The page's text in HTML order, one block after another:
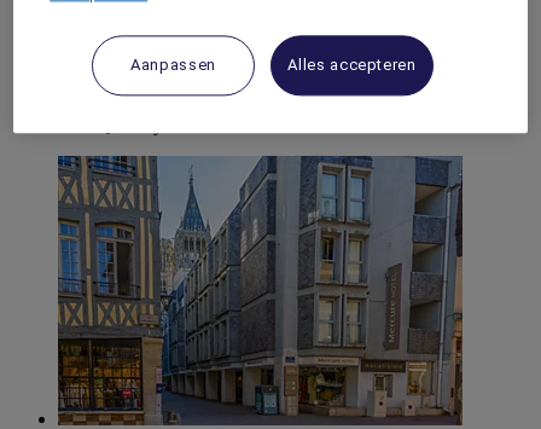
Europe
France
Upper-Normandy
SEINE-MARITIME
Aanpassen Alles accepteren